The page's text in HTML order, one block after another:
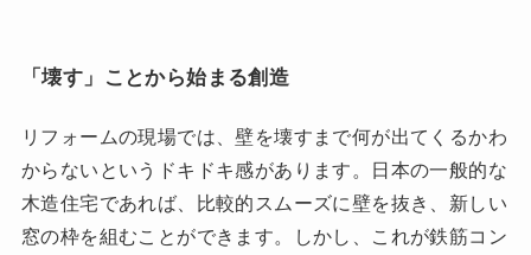
「壊す」ことから始まる創造
リフォームの現場では、壁を壊すまで何が出てくるかわ
からないというドキドキ感があります。日本の一般的な
木造住宅であれば、比較的スムーズに壁を抜き、新しい
窓の枠を組むことができます。しかし、これが鉄筋コン